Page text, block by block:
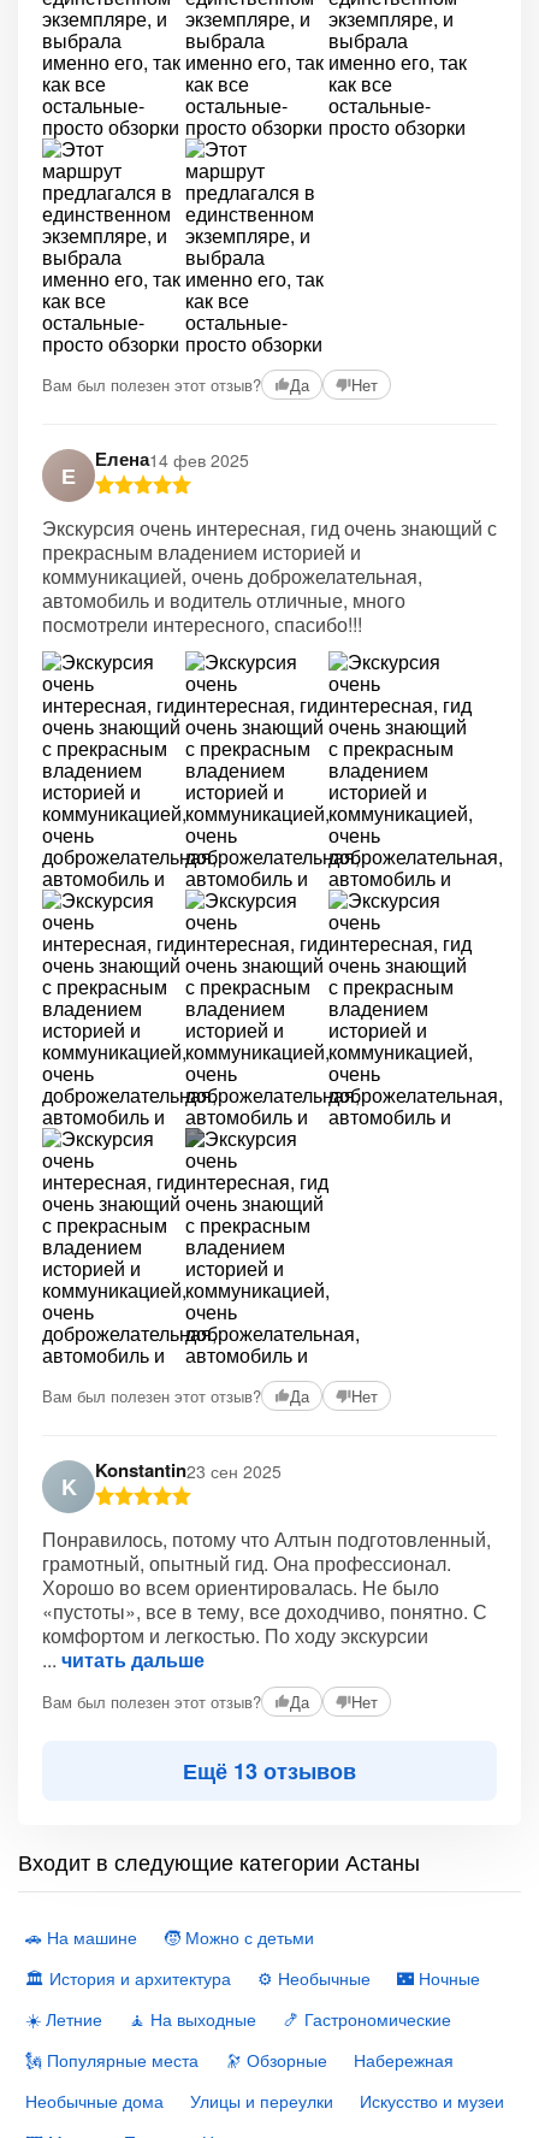
Вам был полезен этот отзыв? Да Нет
Е
Елена14 фев 2025
Экскурсия очень интересная, гид очень знающий с
прекрасным владением историей и
коммуникацией, очень доброжелательная,
автомобиль и водитель отличные, много
посмотрели интересного, спасибо!!!
Вам был полезен этот отзыв? Да Нет
K
Konstantin23 сен 2025
Понравилось, потому что Алтын подготовленный,
грамотный, опытный гид. Она профессионал.
Хорошо во всем ориентировалась. Не было
«пустоты», все в тему, все доходчиво, понятно. С
комфортом и легкостью. По ходу экскурсии
читать дальше
Вам был полезен этот отзыв? Да Нет
Ещё 13 отзывов
Входит в следующие категории Астаны
🚗 На машине
🧒 Можно с детьми
🏛 История и архитектура
⚙️ Необычные
🌃 Ночные
☀️ Летние
🧘 На выходные
🍤 Гастрономические
🗽 Популярные места
🔭 Обзорные
Набережная
Необычные дома
Улицы и переулки
Искусство и музеи